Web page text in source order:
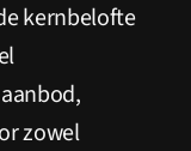
kernbelofte
zowel